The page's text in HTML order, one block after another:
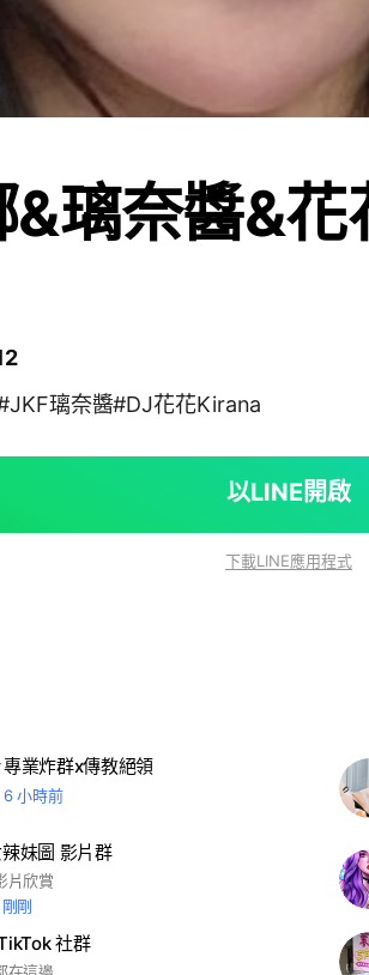
&璃奈醬&
璃奈醬#DJ花花Kirana
以LINE開啟
下載LINE應用程式
業炸群x傳教絕領
6 小時前
妹圖 影片群
片欣賞
剛剛
社群